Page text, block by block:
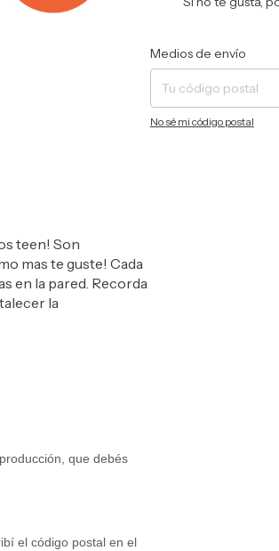
Entregas para el CP:
Medios de envío
No sé mi código postal
teen! Son
mas te guste! Cada
en la pared. Recorda
la
que debés
el código postal en el